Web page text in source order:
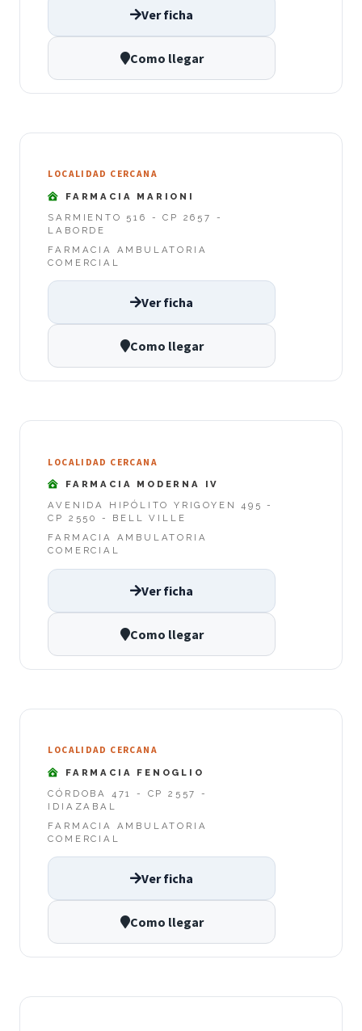
Ver ficha
Como llegar
LOCALIDAD CERCANA
FARMACIA MARIONI
SARMIENTO 516 - CP 2657 -
LABORDE
FARMACIA AMBULATORIA
COMERCIAL
Ver ficha
Como llegar
LOCALIDAD CERCANA
FARMACIA MODERNA IV
AVENIDA HIPÓLITO YRIGOYEN 495 -
CP 2550 - BELL VILLE
FARMACIA AMBULATORIA
COMERCIAL
Ver ficha
Como llegar
LOCALIDAD CERCANA
FARMACIA FENOGLIO
CÓRDOBA 471 - CP 2557 -
IDIAZABAL
FARMACIA AMBULATORIA
COMERCIAL
Ver ficha
Como llegar